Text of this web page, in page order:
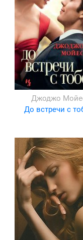
Джоджо
До встречи с